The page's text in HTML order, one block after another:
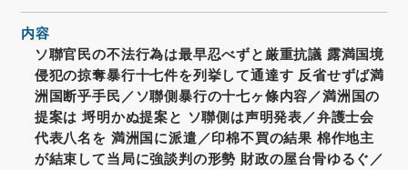
内容
ソ聯官民の不法行為は最早忍べずと厳重抗議 露満国境
侵犯の掠奪暴行十七件を列挙して通達す 反省せずば満
洲国断乎手民／ソ聯側暴行の十七ヶ條内容／満洲国の
提案は 埒明かぬ提案と ソ聯側は声明発表／弁護士会
代表八名を 満洲国に派遣／印棉不買の結果 棉作地主
が結束して当局に強談判の形勢 財政の屋台骨ゆるぐ／